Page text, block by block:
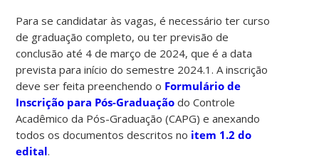
Para se candidatar às vagas, é necessário ter curso
de graduação completo, ou ter previsão de
conclusão até 4 de março de 2024, que é a data
prevista para início do semestre 2024.1. A inscrição
deve ser feita preenchendo o Formulário de
Inscrição para Pós-Graduação do Controle
Acadêmico da Pós-Graduação (CAPG) e anexando
todos os documentos descritos no item 1.2 do
edital.